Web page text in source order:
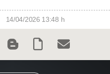
14/04/2026 13:48 h